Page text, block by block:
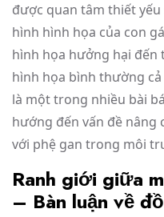
được quan tâm thiết
hình hình họa của con
hình họa hưởng hại đến
hình họa bình thường
là một trong nhiều bài
hướng đến vấn đề nâng
với phệ gan trong môi
Ranh giới giữa
– Bàn luận về